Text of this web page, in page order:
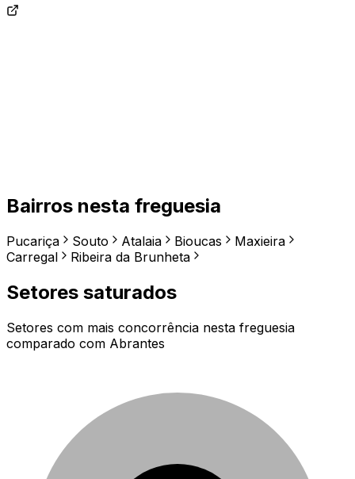
Bairros nesta freguesia
Pucariça Souto Atalaia Bioucas
Maxieira
Carregal
Ribeira da Brunheta
Setores saturados
Setores com mais concorrência nesta freguesia
comparado com Abrantes